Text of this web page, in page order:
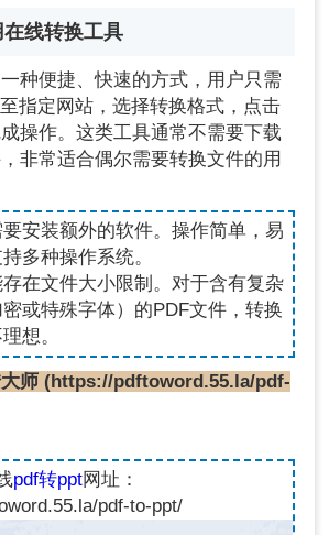
线转换工具
种便捷、快速的方式，用户只需
指定网站，选择转换格式，点击
操作。这类工具通常不需要下载
非常适合偶尔需要转换文件的用
安装额外的软件。操作简单，易
多种操作系统。
在文件大小限制。对于含有复杂
或特殊字体）的PDF文件，转换
想。
师 (https://pdftoword.55.la/pdf-
pdf转ppt网址：
pdf-to-ppt/